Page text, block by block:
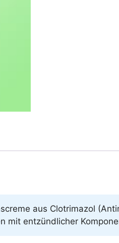
aus Clotrimazol
mit entzündlicher